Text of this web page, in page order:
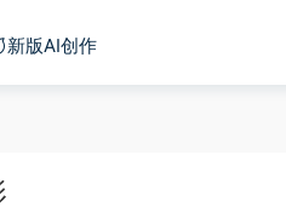
新版AI创作